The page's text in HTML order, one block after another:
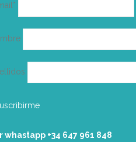
electrónico
whastapp +34 ‭647 961 848‬